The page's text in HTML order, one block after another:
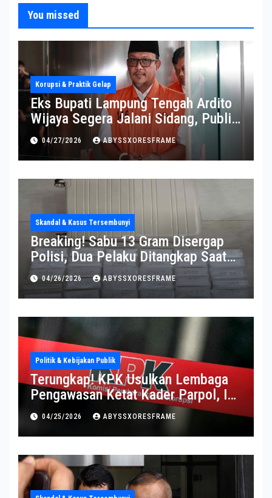
You missed
Korupsi & Praktik Gelap
Eks Bupati Lampung Tengah Ardito
Wijaya Segera Jalani Sidang, Publik
Soroti Perkembangannya
04/27/2026 ABYSSXORESFRAME
Skandal & Kasus Tersembunyi
Breaking! Sabu 13 Gram Disergap
Polisi, Dua Pelaku Ditangkap Saat
Operasi Berlangsung Di Tempat
04/26/2026 ABYSSXORESFRAME
Politik & Kebijakan Publik
Terungkap! KPK Usulkan Lembaga
Pengawasan Ketat Kader Parpol, Ini
Alasannya
04/25/2026 ABYSSXORESFRAME